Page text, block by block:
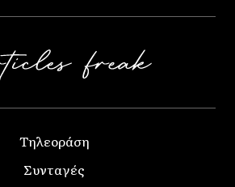
Τηλεοράση
Συνταγές